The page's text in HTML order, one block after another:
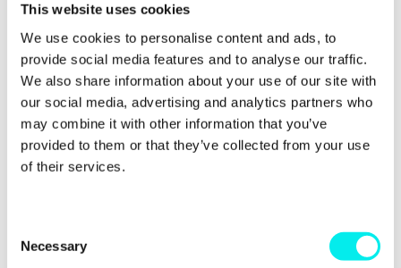
This website uses cookies
We use cookies to personalise content and ads, to
provide social media features and to analyse our traffic.
We also share information about your use of our site with
our social media, advertising and analytics partners who
may combine it with other information that you’ve
provided to them or that they’ve collected from your use
of their services.
Necessary
Med segmentering och A/B-testning kan du
förbättra dina e-postkampanjer och maximera
effekten av dem. Segmentering innebär att du delar
upp dina kontakter i mindre grupper utifrån deras
beteende eller andra kriterier.
A/B-testning innebär att du jämför två versioner av
en e-postkampanj med små variationer för att
avgöra vilken som fungerar bäst. Det är ett utmärkt
sätt för att testa olika idéer och se vad som faller i
skapa effektiva och engagerande e-
postkampanjer. Börja med att segmentera dina